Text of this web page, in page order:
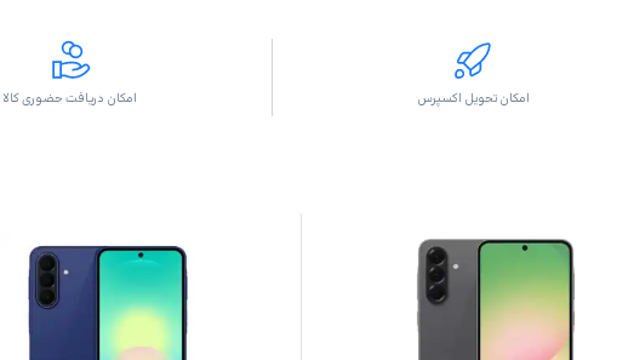
امکان تحویل اکسپرس امکان دریافت حضوری کالا